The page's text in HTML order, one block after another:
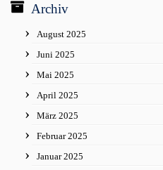
Archiv
August 2025
Juni 2025
Mai 2025
April 2025
März 2025
Februar 2025
Januar 2025